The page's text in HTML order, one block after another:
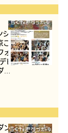
こ
ォ
ビ
ン